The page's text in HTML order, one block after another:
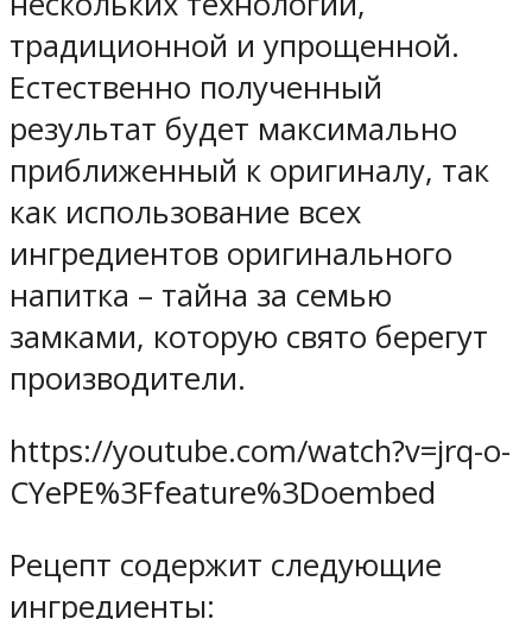
традиционной и упрощенной.
Естественно полученный
результат будет максимально
приближенный к оригиналу, так
как использование всех
ингредиентов оригинального
напитка – тайна за семью
замками, которую свято берегут
производители.
https://youtube.com/watch?v=jrq-o-
CYePE%3Ffeature%3Doembed
Рецепт содержит следующие
ингредиенты: